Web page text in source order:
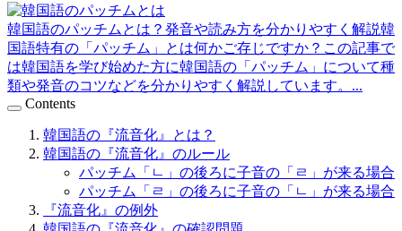
韓国語のパッチムとは？発音や読み方を分かりやすく解説韓
国語特有の「パッチム」とは何かご存じですか？この記事で
は韓国語を学び始めた方に韓国語の「パッチム」について種
類や発音のコツなどを分かりやすく解説しています。...
Contents
韓国語の『流音化』とは？
韓国語の『流音化』のルール
パッチム「ㄴ」の後ろに子音の「ㄹ」が来る場合
パッチム「ㄹ」の後ろに子音の「ㄴ」が来る場合
『流音化』の例外